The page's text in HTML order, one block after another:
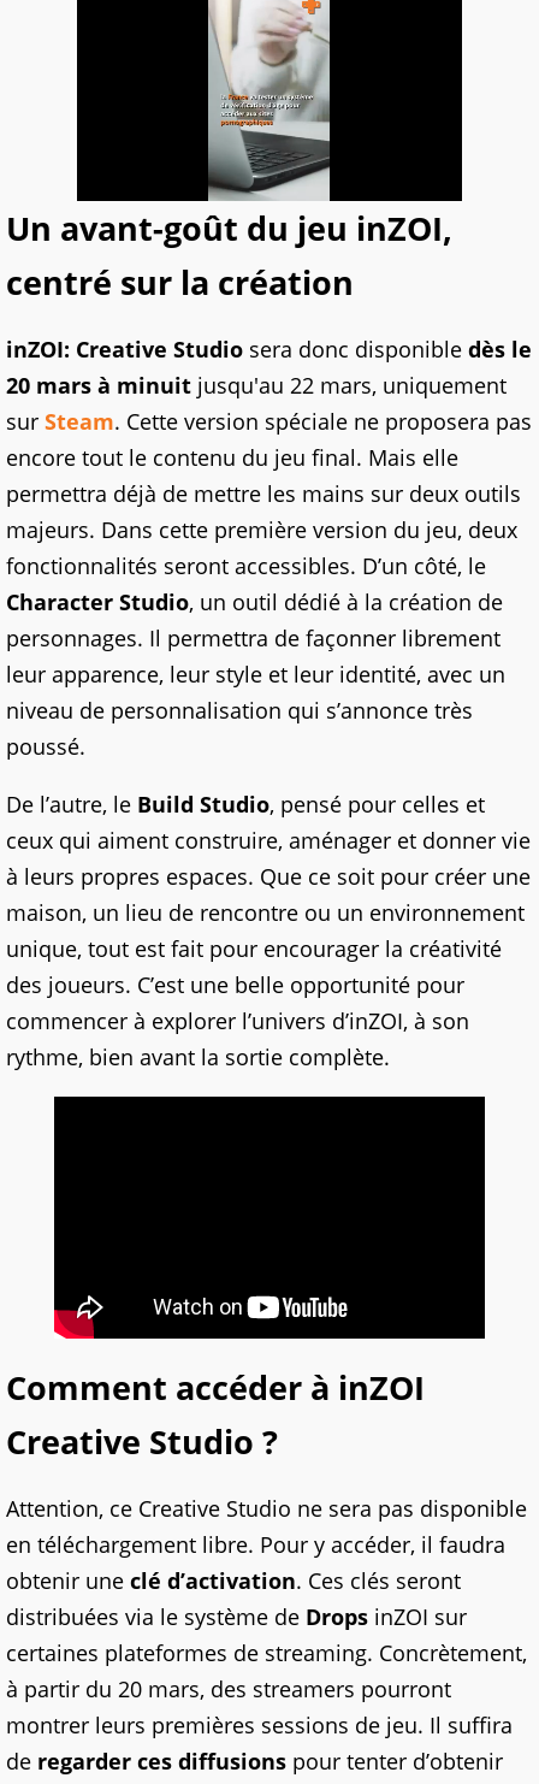
Un avant-goût du jeu inZOI,
centré sur la création
inZOI: Creative Studio sera donc disponible dès le
20 mars à minuit jusqu'au 22 mars, uniquement
sur Steam. Cette version spéciale ne proposera pas
encore tout le contenu du jeu final. Mais elle
permettra déjà de mettre les mains sur deux outils
majeurs. Dans cette première version du jeu, deux
fonctionnalités seront accessibles. D’un côté, le
Character Studio, un outil dédié à la création de
personnages. Il permettra de façonner librement
leur apparence, leur style et leur identité, avec un
niveau de personnalisation qui s’annonce très
poussé.
De l’autre, le Build Studio, pensé pour celles et
ceux qui aiment construire, aménager et donner vie
à leurs propres espaces. Que ce soit pour créer une
maison, un lieu de rencontre ou un environnement
unique, tout est fait pour encourager la créativité
des joueurs. C’est une belle opportunité pour
commencer à explorer l’univers d’inZOI, à son
rythme, bien avant la sortie complète.
Comment accéder à inZOI
Creative Studio ?
Attention, ce Creative Studio ne sera pas disponible
en téléchargement libre. Pour y accéder, il faudra
obtenir une clé d’activation. Ces clés seront
distribuées via le système de Drops inZOI sur
certaines plateformes de streaming. Concrètement,
à partir du 20 mars, des streamers pourront
montrer leurs premières sessions de jeu. Il suffira
de regarder ces diffusions pour tenter d’obtenir